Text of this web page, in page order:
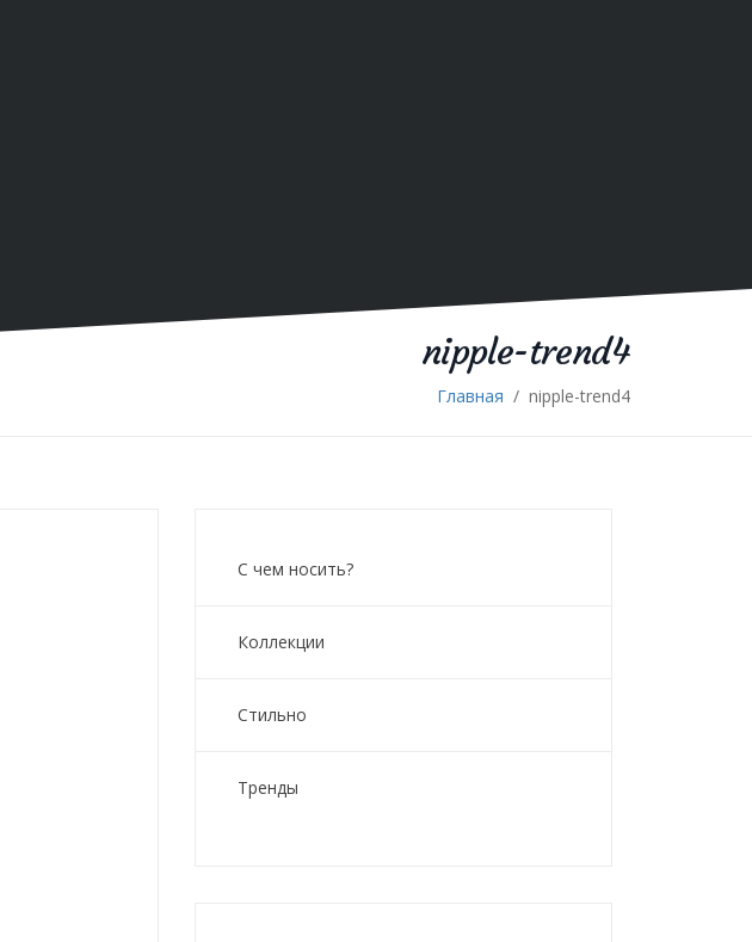
nipple-trend4
Главная / nipple-trend4
С чем носить?
Коллекции
Стильно
Тренды